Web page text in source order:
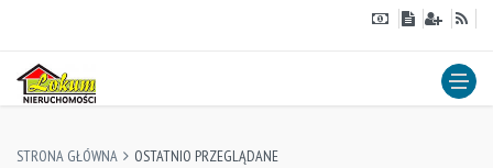
STRONA GŁÓWNA OSTATNIO PRZEGLĄDANE